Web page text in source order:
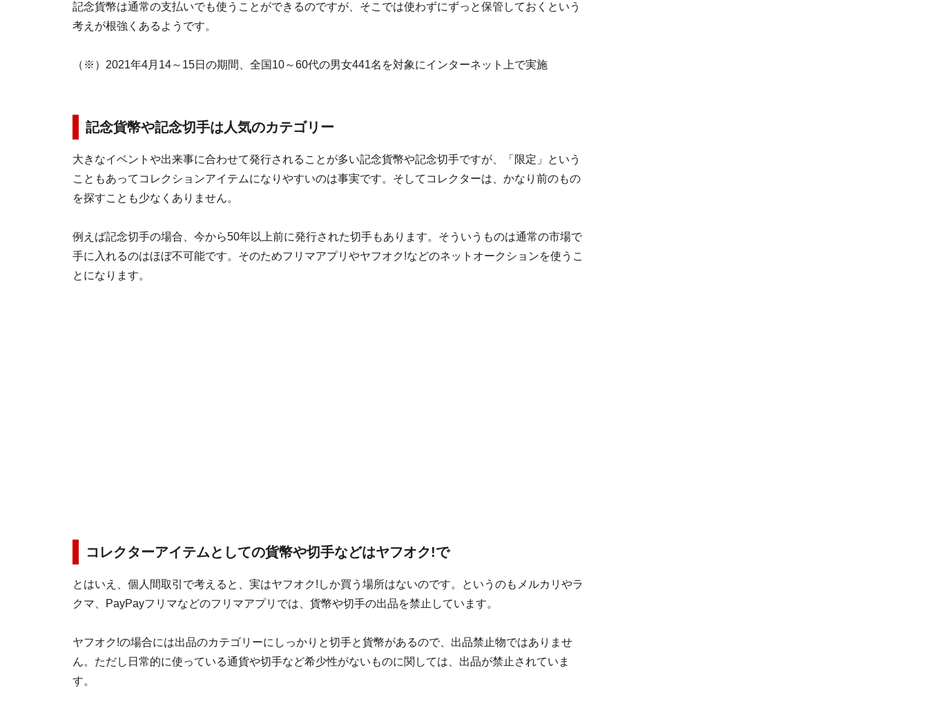
記念貨幣は通常の支払いでも使うことができるのですが、そこでは使わずにずっと保管しておくという
考えが根強くあるようです。
（※）2021年4月14～15日の期間、全国10～60代の男女441名を対象にインターネット上で実施
記念貨幣や記念切手は人気のカテゴリー
大きなイベントや出来事に合わせて発行されることが多い記念貨幣や記念切手ですが、「限定」という
こともあってコレクションアイテムになりやすいのは事実です。そしてコレクターは、かなり前のもの
を探すことも少なくありません。
例えば記念切手の場合、今から50年以上前に発行された切手もあります。そういうものは通常の市場で
手に入れるのはほぼ不可能です。そのためフリマアプリやヤフオク!などのネットオークションを使うこ
とになります。
コレクターアイテムとしての貨幣や切手などはヤフオク!で
とはいえ、個人間取引で考えると、実はヤフオク!しか買う場所はないのです。というのもメルカリやラ
クマ、PayPayフリマなどのフリマアプリでは、貨幣や切手の出品を禁止しています。
ヤフオク!の場合には出品のカテゴリーにしっかりと切手と貨幣があるので、出品禁止物ではありませ
ん。ただし日常的に使っている通貨や切手など希少性がないものに関しては、出品が禁止されていま
す。